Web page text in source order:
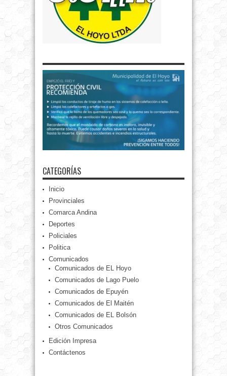
CATEGORÍAS
Inicio
Provinciales
Comarca Andina
Deportes
Policiales
Politica
Comunicados
Comunicados de EL Hoyo
Comunicados de Lago Puelo
Comunicados de Epuyén
Comunicados de El Maitén
Comunicados de EL Bolsón
Otros Comunicados
Edición Impresa
Contáctenos